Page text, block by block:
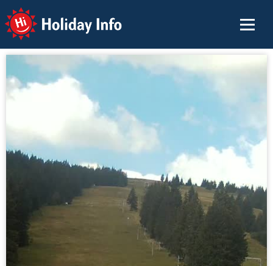
Holiday Info